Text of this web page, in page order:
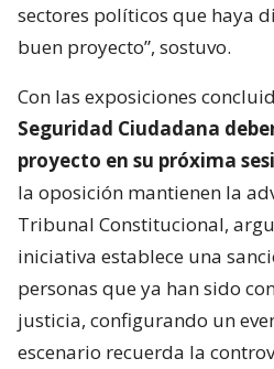
sectores políticos que haya
buen proyecto”, sostuvo.
Con las exposiciones
Seguridad Ciudadana
proyecto en su próxima
la oposición mantienen la
Tribunal Constitucional,
iniciativa establece una
personas que ya han sido
justicia, configurando un
escenario recuerda la